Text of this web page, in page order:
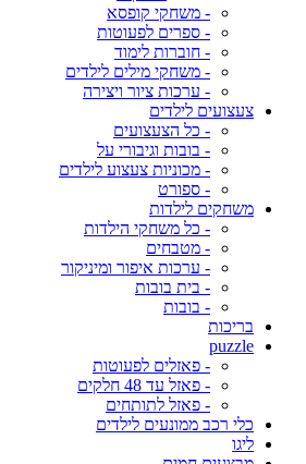
- משחקי קופסא
- ספרים לפעוטות
- חוברות לימוד
- משחקי מילים לילדים
- ערכות ציור ויצירה
צעצועים לילדים
- כל הצעצועים
- בובות וגיבורי על
- מכוניות צעצוע לילדים
- ספורט
משחקים לילדות
- כל משחקי הילדות
- מטבחים
- ערכות איפור ומיניקור
- בית בובות
- בובות
בריכות
puzzle
- פאזלים לפעוטות
- פאזל עד 48 חלקים
- פאזל לתותחים
כלי רכב ממונעים לילדים
ליגו